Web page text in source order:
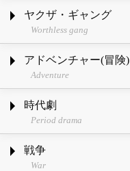
ヤクザ・ギャング
Worthless gang
アドベンチャー(冒険)
Adventure
時代劇
Period drama
戦争
War